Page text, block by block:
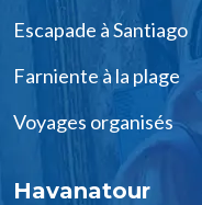
Escapade à Santiago
Farniente à la plage
Voyages organisés
Havanatour